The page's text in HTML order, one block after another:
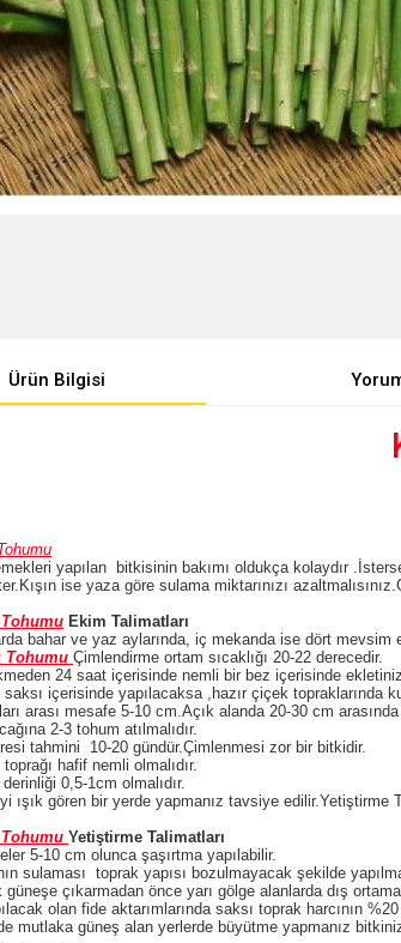
Ürün Bilgisi
yapılan bitkisinin bakımı oldukça kolaydır
ise yaza göre sulama miktarınızı
Ekim Talimatları
bahar ve yaz aylarında, iç mekanda ise dört mevsim
Tohumu Çimlendirme ortam sıcaklığı 20-22 derecedir.
24 saat içerisinde nemli bir bez içerisinde
içerisinde yapılacaksa ,hazır çiçek topraklarında
arası mesafe 5-10 cm.Açık alanda 20-30 cm arasında
2-3 tohum atılmalıdır.
tahmini 10-20 gündür.Çimlenmesi zor bir bitkidir.
hafif nemli olmalıdır.
0,5-1cm olmalıdır.
ışık gören bir yerde yapmanız tavsiye edilir.Yetiştirme
Yetiştirme Talimatları
5-10 cm olunca şaşırtma yapılabilir.
sulaması toprak yapısı bozulmayacak şekilde
çıkarmadan önce yarı gölge alanlarda dış ortama
olan fide aktarımlarında saksı toprak harcının
mutlaka güneş alan yerlerde büyütme yapmanız